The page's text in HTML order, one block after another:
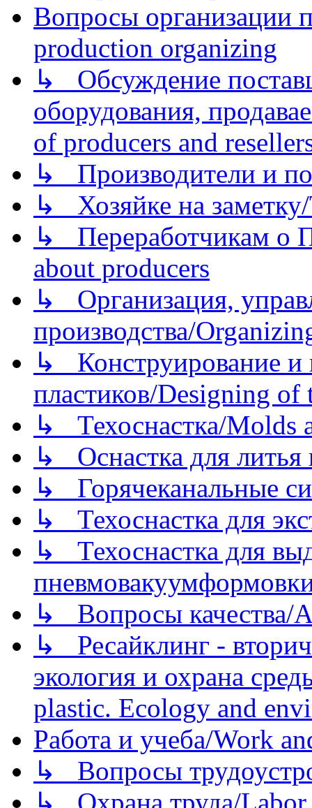
Вопросы организации
production organizing
↳ Обсуждение
оборудования,
of producers and
↳ Производители и
↳ Хозяйке на
↳ Переработчикам о
about producers
↳ Организация,
производства/
↳ Конструирование и
пластиков/Designing of
↳ Техоснастка/Molds
↳ Оснастка для литья
↳ Горячеканальные
↳ Техоснастка для
↳ Техоснастка для
↳ Вопросы качества/
↳ Ресайклинг -
экология и охрана
plastic. Ecology and
Работа и учеба/Work
↳ Вопросы